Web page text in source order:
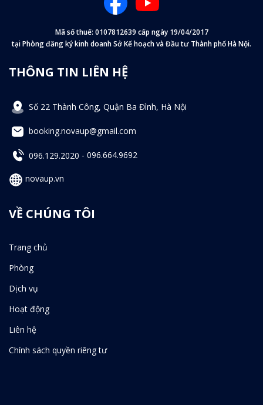
Mã số thuế: 0107812639 cấp ngày 19/04/2017
tại Phòng đăng ký kinh doanh Sở Kế hoạch và Đầu tư Thành phố Hà Nội.
THÔNG TIN LIÊN HỆ
Số 22 Thành Công, Quận Ba Đình, Hà Nội
booking.novaup@gmail.com
096.129.2020 - 096.664.9692
novaup.vn
VỀ CHÚNG TÔI
Trang chủ
Phòng
Dịch vụ
Hoạt động
Liên hệ
Chính sách quyền riêng tư